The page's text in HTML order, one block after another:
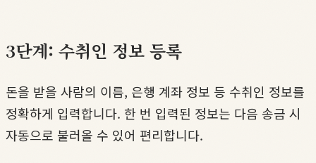
3단계: 수취인 정보 등록
돈을 받을 사람의 이름, 은행 계좌 정보 등 수취인 정보를
정확하게 입력합니다. 한 번 입력된 정보는 다음 송금 시
자동으로 불러올 수 있어 편리합니다.